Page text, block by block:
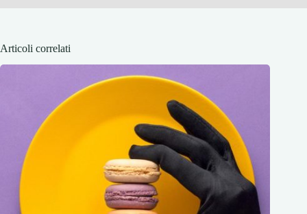
Articoli correlati